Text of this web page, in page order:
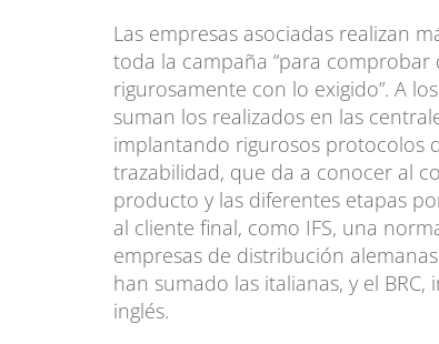
Las empresas asociadas realizan
toda la campaña “para comprobar
rigurosamente con lo exigido”. A
suman los realizados en las
implantando rigurosos protocolos
trazabilidad, que da a conocer al
producto y las diferentes etapas
al cliente final, como IFS, una
empresas de distribución
han sumado las italianas, y el
inglés.